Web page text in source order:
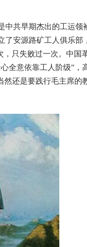
中共早期杰出的工运领
了安源路矿工人俱乐部
，只失败过一次。中国
全意依靠工人阶级”，
然还是要践行毛主席的